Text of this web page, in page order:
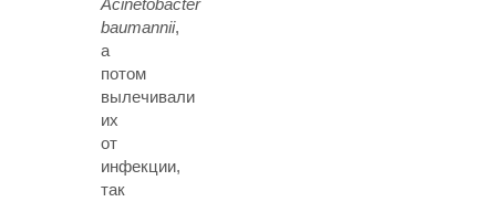
Acinetobacter
baumannii,
а
потом
вылечивали
их
от
инфекции,
так